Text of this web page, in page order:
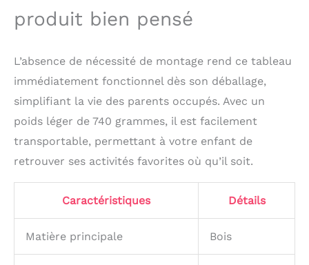
produit bien pensé
L’absence de nécessité de montage rend ce tableau
immédiatement fonctionnel dès son déballage,
simplifiant la vie des parents occupés. Avec un
poids léger de 740 grammes, il est facilement
transportable, permettant à votre enfant de
retrouver ses activités favorites où qu’il soit.
Caractéristiques Détails
Matière principale Bois